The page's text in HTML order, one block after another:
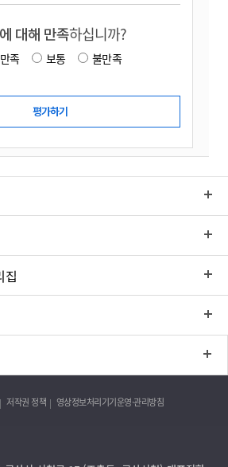
대해 만족하십니까?
만족 보통
불만족
집
저작권 정책 영상정보처리기기운영·관리방침